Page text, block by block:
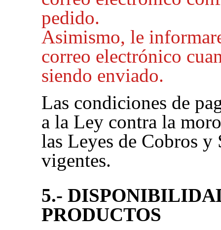
pedido.
Asimismo, le
correo electrónico
siendo enviado.
Las condiciones de
a la Ley contra la
las Leyes de Cobros y
vigentes.
5.-
PRODUCTOS